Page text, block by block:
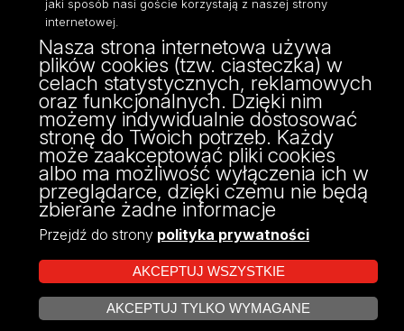
ul. Narutowicza 68, 90-136 Łódź
NIP: 724 000 32 43
Adres do doręczeń elektronicznych (ADE):
AE:PL-74796-17640-IHHIV-17
KONTAKT
Projekt Multiportalu UŁ współfinansowany z funduszy Unii Europejskiej w
jaki sposób nasi goście korzystają z naszej strony
internetowej.
Nasza strona internetowa używa
plików cookies (tzw. ciasteczka) w
celach statystycznych, reklamowych
oraz funkcjonalnych. Dzięki nim
możemy indywidualnie dostosować
stronę do Twoich potrzeb. Każdy
może zaakceptować pliki cookies
albo ma możliwość wyłączenia ich w
przeglądarce, dzięki czemu nie będą
zbierane żadne informacje
Przejdź do strony polityka prywatności
AKCEPTUJ WSZYSTKIE
AKCEPTUJ TYLKO WYMAGANE
ZARZĄDZAJ COOKIES